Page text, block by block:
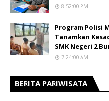
8:52:00 PM
Program Polisi
Tanamkan
SMK Negeri 2
7:24:00 AM
BERITA PARIWISATA